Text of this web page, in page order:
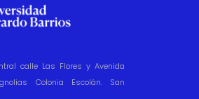
calle Las Flores y Avenida
Colonia Escolán. San